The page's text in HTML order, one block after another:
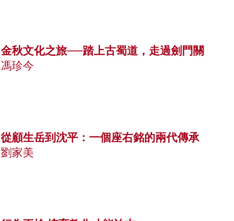
金秋文化之旅──踏上古蜀道，走過劍門關
馮珍今
從顧生岳到沈平：一個座右銘的兩代傳承
劉家美